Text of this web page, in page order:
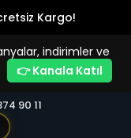
Kargo!
indirimler ve
👉 Kanala Katıl
90 11